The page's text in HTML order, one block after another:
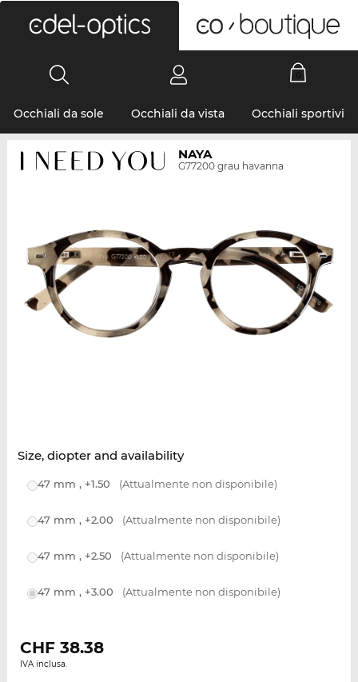
Occhiali da sole Occhiali da vista Occhiali sportivi
NAYA
G77200 grau havanna
Size, diopter and availability
47 mm , +1.50 (Attualmente non disponibile)
47 mm , +2.00 (Attualmente non disponibile)
47 mm , +2.50 (Attualmente non disponibile)
47 mm , +3.00 (Attualmente non disponibile)
CHF 38.38
IVA inclusa.